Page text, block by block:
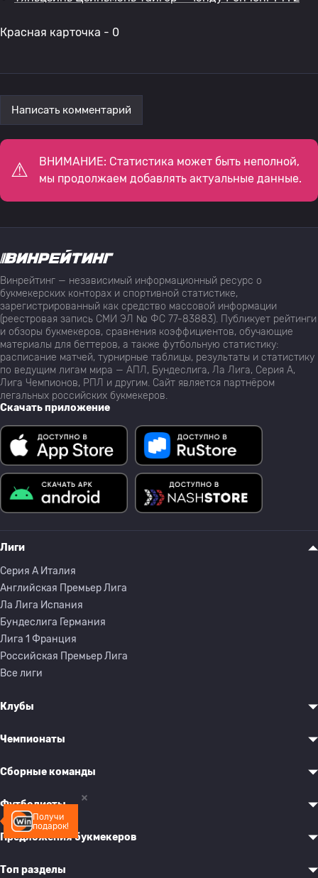
Красная карточка - 0
Написать комментарий
ВНИМАНИЕ: Статистика может быть неполной,
мы продолжаем добавлять актуальные данные.
Получи
подарок!
Винрейтинг — независимый информационный ресурс о
букмекерских конторах и спортивной статистике,
зарегистрированный как средство массовой информации
(реестровая запись СМИ ЭЛ № ФС 77-83883). Публикует рейтинги
и обзоры букмекеров, сравнения коэффициентов, обучающие
материалы для беттеров, а также футбольную статистику:
расписание матчей, турнирные таблицы, результаты и статистику
по ведущим лигам мира — АПЛ, Бундеслига, Ла Лига, Серия А,
Лига Чемпионов, РПЛ и другим. Сайт является партнёром
легальных российских букмекеров.
Скачать приложение
Лиги
Серия A Италия
Английская Премьер Лига
Ла Лига Испания
Бундеслига Германия
Лига 1 Франция
Российская Премьер Лига
Все лиги
Клубы
Чемпионаты
Сборные команды
Футболисты
Предложения букмекеров
Топ разделы